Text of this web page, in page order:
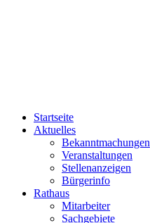
Startseite
Aktuelles
Bekanntmachungen
Veranstaltungen
Stellenanzeigen
Bürgerinfo
Rathaus
Mitarbeiter
Sachgebiete